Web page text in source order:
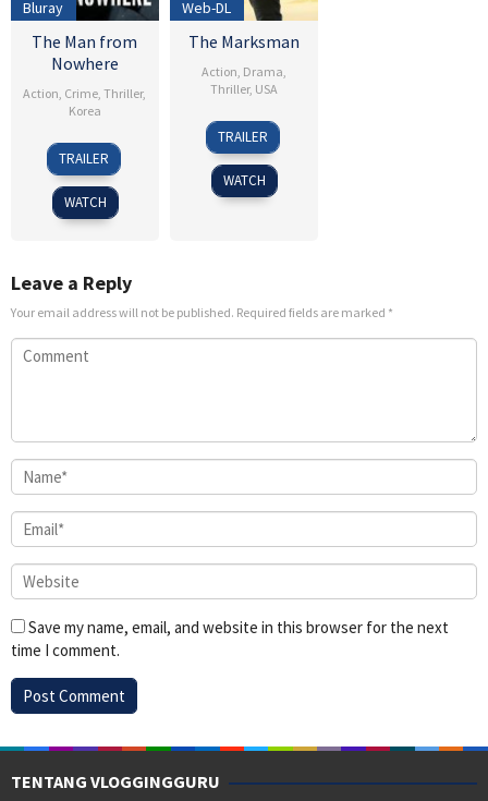
Bluray
The Man from
Nowhere
Action Crime ,Thriller,
Korea
4
Aug
2010
Lee
Jeong-
beom
TRAILER
WATCH
Web-DL
The Marksman
Action Drama
Thriller, USA
15
Jan
2021
Robert
Lorenz
TRAILER
WATCH
Leave a Reply
Your email address will not be published. Required fields are marked *
Save my name, email, and website in this browser for the next
time I comment.
TENTANG VLOGGINGGURU